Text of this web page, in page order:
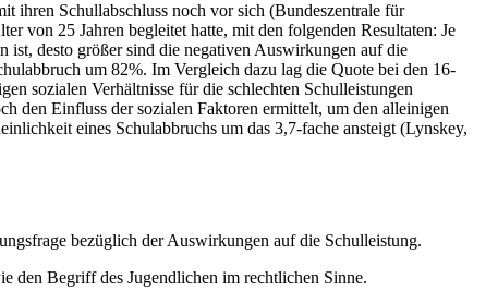
ihren Schullabschluss noch vor sich (Bundeszentrale für
von 25 Jahren begleitet hatte, mit den folgenden Resultaten: Je
ist, desto größer sind die negativen Auswirkungen auf die
um 82%. Im Vergleich dazu lag die Quote bei den 16-
sozialen Verhältnisse für die schlechten Schulleistungen
den Einfluss der sozialen Faktoren ermittelt, um den alleinigen
eines Schulabbruchs um das 3,7-fache ansteigt (Lynskey,
bezüglich der Auswirkungen auf die Schulleistung.
den Begriff des Jugendlichen im rechtlichen Sinne.